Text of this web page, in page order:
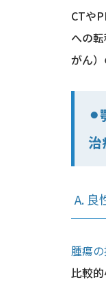
CTや
への
がん）
治
A. 良
腫瘍
比較